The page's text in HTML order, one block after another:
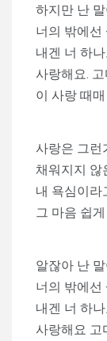
하지만 난
너의 밖에선
내겐 너 하
사랑해요.
이 사랑 때
사랑은 그런
채워지지 않
내 욕심이라
그 마음 쉽
알잖아 난
너의 밖에선
내겐 너 하
사랑해요 고